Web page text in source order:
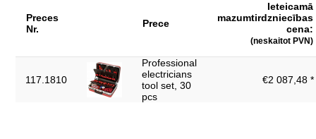
Preces
Nr.
Prece
Ieteicamā
mazumtirdzniecības
cena:
(neskaitot PVN)
117.1810
Professional
electricians
tool set, 30
pcs
€2 087,48 *